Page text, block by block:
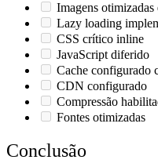
Imagens
Lazy loading
CSS crítico inline
JavaScript diferido
Cache configurado
CDN configurado
Compressão
Fontes otimizadas
Conclusão